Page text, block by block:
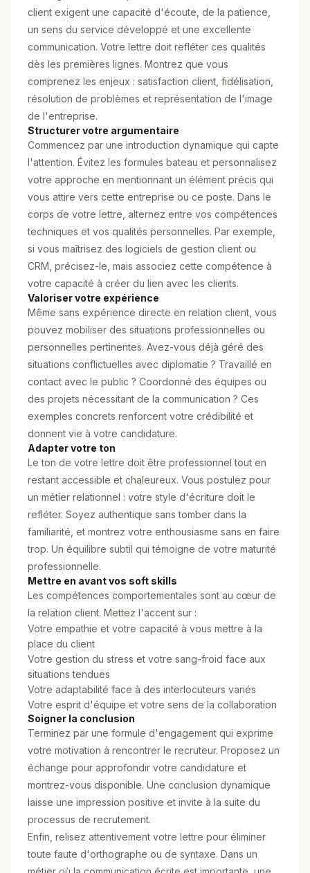
client exigent une capacité d'écoute, de la patience,
un sens du service développé et une excellente
communication. Votre lettre doit refléter ces qualités
dès les premières lignes. Montrez que vous
comprenez les enjeux : satisfaction client, fidélisation,
résolution de problèmes et représentation de l'image
de l'entreprise.
Structurer votre argumentaire
Commencez par une introduction dynamique qui capte
l'attention. Évitez les formules bateau et personnalisez
votre approche en mentionnant un élément précis qui
vous attire vers cette entreprise ou ce poste. Dans le
corps de votre lettre, alternez entre vos compétences
techniques et vos qualités personnelles. Par exemple,
si vous maîtrisez des logiciels de gestion client ou
CRM, précisez-le, mais associez cette compétence à
votre capacité à créer du lien avec les clients.
Valoriser votre expérience
Même sans expérience directe en relation client, vous
pouvez mobiliser des situations professionnelles ou
personnelles pertinentes. Avez-vous déjà géré des
situations conflictuelles avec diplomatie ? Travaillé en
contact avec le public ? Coordonné des équipes ou
des projets nécessitant de la communication ? Ces
exemples concrets renforcent votre crédibilité et
donnent vie à votre candidature.
Adapter votre ton
Le ton de votre lettre doit être professionnel tout en
restant accessible et chaleureux. Vous postulez pour
un métier relationnel : votre style d'écriture doit le
refléter. Soyez authentique sans tomber dans la
familiarité, et montrez votre enthousiasme sans en faire
trop. Un équilibre subtil qui témoigne de votre maturité
professionnelle.
Mettre en avant vos soft skills
Les compétences comportementales sont au cœur de
la relation client. Mettez l'accent sur :
Votre empathie et votre capacité à vous mettre à la
place du client
Votre gestion du stress et votre sang-froid face aux
situations tendues
Votre adaptabilité face à des interlocuteurs variés
Votre esprit d'équipe et votre sens de la collaboration
Soigner la conclusion
Terminez par une formule d'engagement qui exprime
votre motivation à rencontrer le recruteur. Proposez un
échange pour approfondir votre candidature et
montrez-vous disponible. Une conclusion dynamique
laisse une impression positive et invite à la suite du
processus de recrutement.
Enfin, relisez attentivement votre lettre pour éliminer
toute faute d'orthographe ou de syntaxe. Dans un